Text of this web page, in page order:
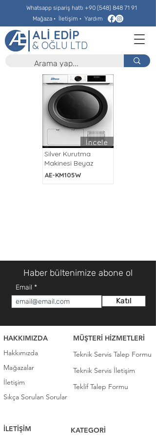
ALİ EDİP
& OĞLU LTD
Whatsapp sipariş hattı +90 (548) 848 71 91
Mağaza · İletişim · Yardım
İncele
Silver Kurutma
Makinesi Beyaz
AE-KM105W
Haber bültenimize abone ol
Email
Katıl
HAKKIMIZDA
Hakkımızda
Mağazalar
İletişim
Sıkça Sorulan Sorular
MÜŞTERİ HİZMETLERİ
Teknik Servis Talep Formu
Teknik Servis İletişim
Teklif Talep Formu
İLETİŞİM
KATEGORİ